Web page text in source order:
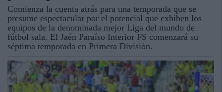
Comienza la cuenta atrás para una temporada que se
presume espectacular por el potencial que exhiben los
equipos de la denominada mejor Liga del mundo de
fútbol sala. El Jaén Paraíso Interior FS comenzará su
séptima temporada en Primera División.